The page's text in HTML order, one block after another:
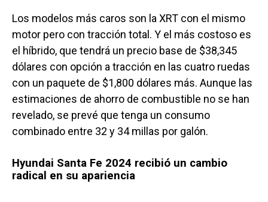
Los modelos más caros son la XRT con el mismo
motor pero con tracción total. Y el más costoso es
el híbrido, que tendrá un precio base de $38,345
dólares con opción a tracción en las cuatro ruedas
con un paquete de $1,800 dólares más. Aunque las
estimaciones de ahorro de combustible no se han
revelado, se prevé que tenga un consumo
combinado entre 32 y 34 millas por galón.
Hyundai Santa Fe 2024 recibió un cambio
radical en su apariencia